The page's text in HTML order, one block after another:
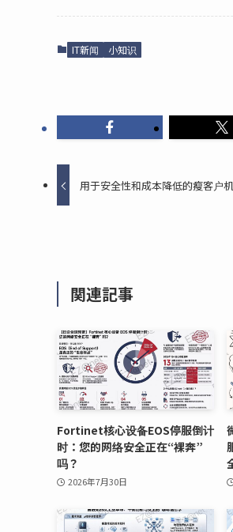
IT新闻 小知识
用于安全性和成本降低的瘦客户机
関連記事
Fortinet核心设备EOS停服倒计
时：您的网络安全正在“裸奔”
吗？
2026年7月30日